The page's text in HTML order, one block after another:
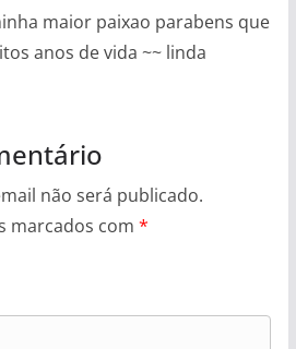
maior paixao parabens que
anos de vida ~~ linda
não será publicado.
marcados com *